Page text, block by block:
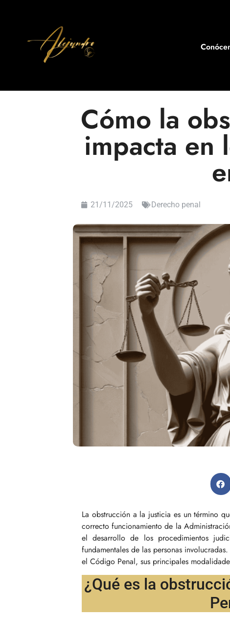
Cómo la
impacta en
21/11/2025 Derecho penal
La obstrucción a la justicia es un término
correcto funcionamiento de la
el desarrollo de los procedimientos
fundamentales de las personas
el Código Penal, sus principales
¿Qué es la